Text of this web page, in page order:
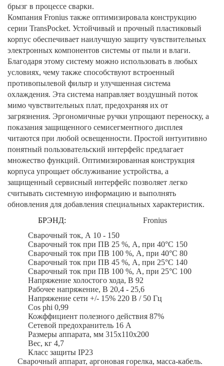
брызг в процессе сварки.
Компания Fronius также оптимизировала конструкцию
серии TransPocket. Устойчивый и прочный пластиковый
корпус обеспечивает наилучшую защиту чувствительных
электронных компонентов системы от пыли и влаги.
Благодаря этому систему можно использовать в любых
условиях, чему также способствуют встроенный
противопылевой фильтр и улучшенная система
охлаждения. Эта система направляет воздушный поток
мимо чувствительных плат, предохраняя их от
загрязнения. Эргономичные ручки упрощают переноску, а
показания защищенного семисегментного дисплея
читаются при любой освещенности. Простой интуитивно
понятный пользовательский интерфейс предлагает
множество функций. Оптимизированная конструкция
корпуса упрощает обслуживание устройства, а
защищенный сервисный интерфейс позволяет легко
считывать системную информацию и выполнять
обновления для добавления специальных характеристик.
БРЭНД:
Fronius
Сварочный ток, А 10 - 150
Сварочный ток при ПВ 25 %, А, при 40°С 150
Сварочный ток при ПВ 100 %, А, при 40°С 80
Сварочный ток при ПВ 45 %, А, при 25°С 140
Сварочный ток при ПВ 100 %, А, при 25°С 100
Напряжение холостого хода, В 92
Рабочее напряжение, В 20,4 - 25,6
Напряжение сети +/- 15% 220 В / 50 Гц
Cos phi 0,99
Кожффициент полезного действия 87%
Сетевой предохранитель 16 А
Размеры аппарата, мм 315x110x200
Вес, кг 4,7
Класс защиты IP23
Сварочный аппарат, аргоновая горелка, масса-кабель.